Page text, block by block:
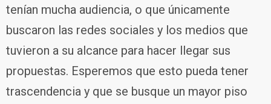
tenían mucha audiencia, o que únicamente
buscaron las redes sociales y los medios que
tuvieron a su alcance para hacer llegar sus
propuestas. Esperemos que esto pueda tener
trascendencia y que se busque un mayor piso